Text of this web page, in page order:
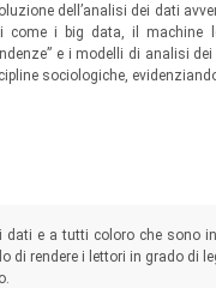
dell’analisi dei dati
come i big data, il machine
e i modelli di analisi
sociologiche,
big data del machine learning
dati e a tutti coloro che sono
di rendere i lettori in grado di